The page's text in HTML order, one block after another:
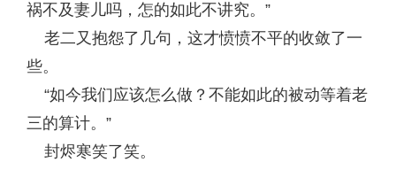
祸不及妻儿吗，怎的如此不讲究。”
老二又抱怨了几句，这才愤愤不平的收敛了一
些。
“如今我们应该怎么做？不能如此的被动等着老
三的算计。”
封烬寒笑了笑。